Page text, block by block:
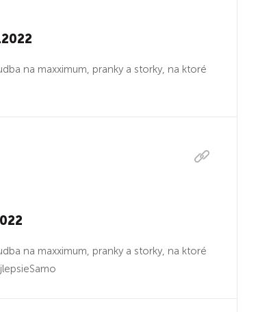
na maxximum, pranky a storky, na ktoré
na maxximum, pranky a storky, na ktoré